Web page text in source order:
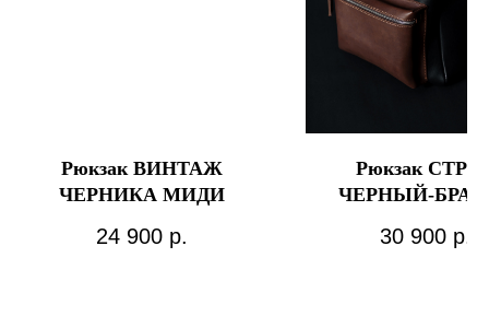
Рюкзак ВИНТАЖ
ЧЕРНИКА МИДИ
24 900 р.
Рюкзак
ЧЕРНЫЙ-
контрастным
30 900 р.